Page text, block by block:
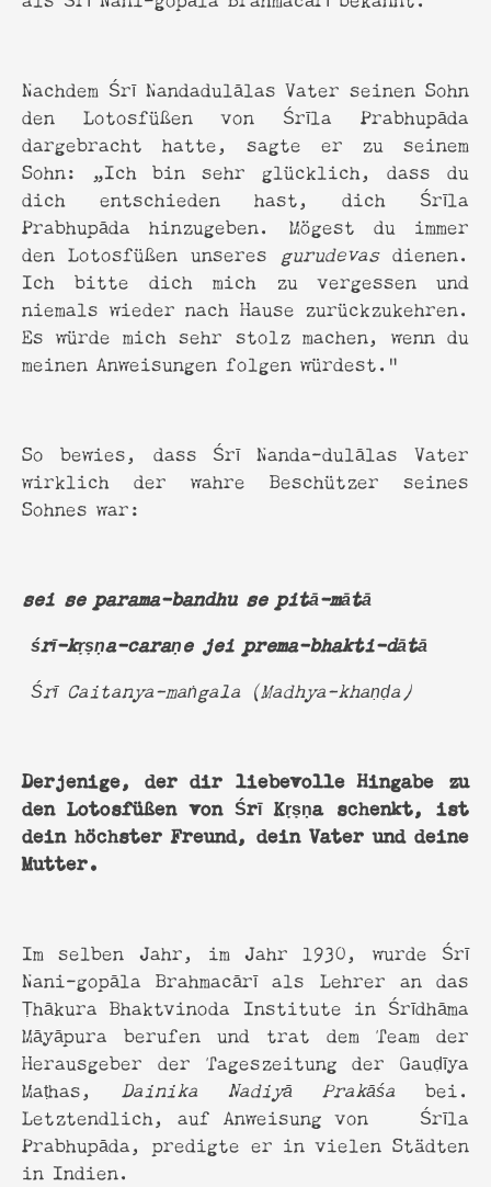
Nachdem Śrī Nandadulālas Vater seinen Sohn
den Lotosfüßen von Śrīla Prabhupāda
dargebracht hatte, sagte er zu seinem
Sohn: „Ich bin sehr glücklich, dass du
dich entschieden hast, dich Śrīla
Prabhupāda hinzugeben. Mögest du immer
den Lotosfüßen unseres gurudevasdienen.
Ich bitte dich mich zu vergessen und
niemals wieder nach Hause zurückzukehren.
Es würde mich sehr stolz machen, wenn du
meinen Anweisungen folgen würdest.“
So bewies, dass Śrī Nanda-dulālas Vater
wirklich der wahre Beschützer seines
Sohnes war:
sei se parama-bandhu se pitā-mātā
śrī-kṛṣṇa-caraṇe jei prema-bhakti-dātā
Śrī Caitanya-maṅgala (Madhya-khaṇḍa)
Derjenige, der dir liebevolle Hingabe zu
den Lotosfüßen von Śrī Kṛṣṇa schenkt, ist
dein höchster Freund, dein Vater und deine
Mutter.
Im selben Jahr, im Jahr 1930, wurde Śrī
Nani-gopāla Brahmacārī als Lehrer an das
Ṭhākura Bhaktvinoda Institute in Śrīdhāma
Māyāpura berufen und trat dem Team der
Herausgeber der Tageszeitung der Gauḍīya
Maṭhas, Dainika Nadiyā Prakāśa bei.
Letztendlich, auf Anweisung von Śrīla
Prabhupāda, predigte er in vielen Städten
in Indien.